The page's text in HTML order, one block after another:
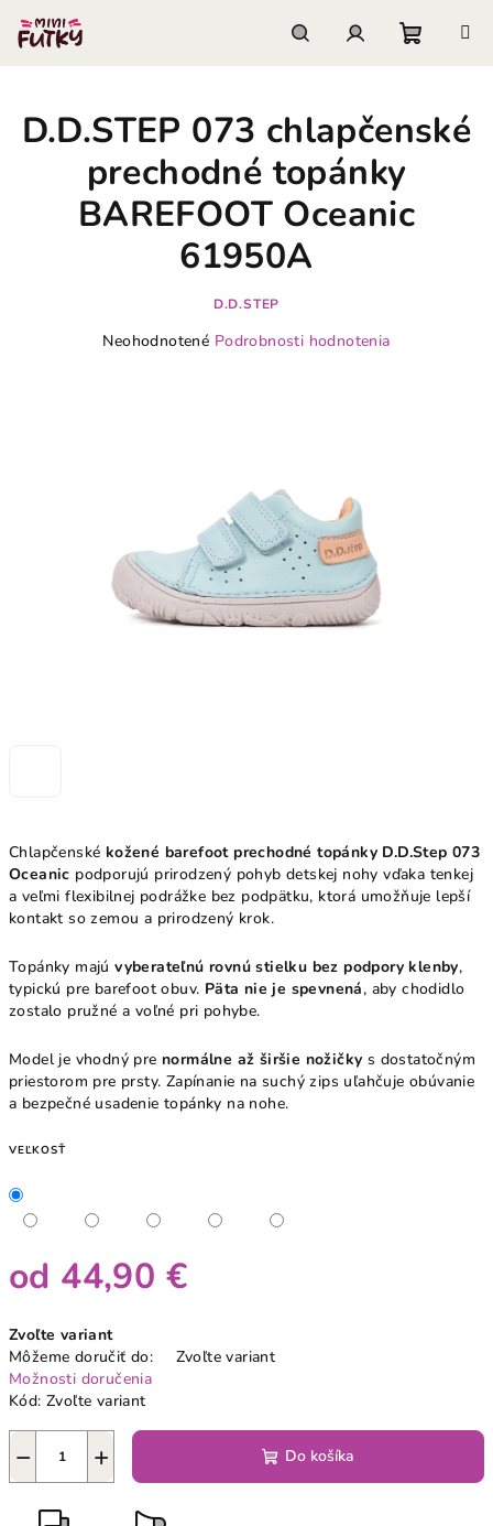
obsah
košík
Chlapčenské kožené barefoot prechodné topánky D.D.Step 073
Oceanic podporujú prirodzený pohyb detskej nohy vďaka tenkej
a veľmi flexibilnej podrážke bez podpätku, ktorá umožňuje lepší
kontakt so zemou a prirodzený krok.
Topánky majúvyberateľnú rovnú stielku bez podpory klenby,
typickú pre barefoot obuv. Päta nie je spevnená, aby chodidlo
zostalo pružné a voľné pri pohybe.
Model je vhodný pre normálne až širšie nožičky s dostatočným
priestorom pre prsty. Zapínanie na suchý zips uľahčuje obúvanie
a bezpečné usadenie topánky na nohe.
VEĽKOSŤ
od 44,90 €
cena:
Zvoľte variant
Môžeme doručiť do:
Zvoľte variant
Možnosti doručenia
Kód: Zvoľte variant
+
− Do košíka
D.D.STEP 073 chlapčenské
prechodné topánky
BAREFOOT Oceanic
61950A
D.D.STEP
Priemerné
Neohodnotené Podrobnosti hodnotenia